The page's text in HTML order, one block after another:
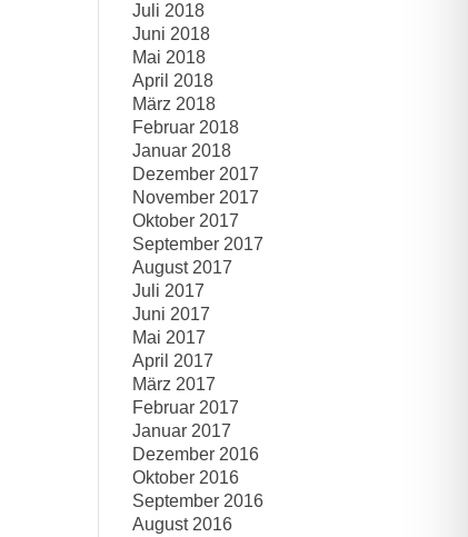
Juli 2018
Juni 2018
Mai 2018
April 2018
März 2018
Februar 2018
Januar 2018
Dezember 2017
November 2017
Oktober 2017
September 2017
August 2017
Juli 2017
Juni 2017
Mai 2017
April 2017
März 2017
Februar 2017
Januar 2017
Dezember 2016
Oktober 2016
September 2016
August 2016